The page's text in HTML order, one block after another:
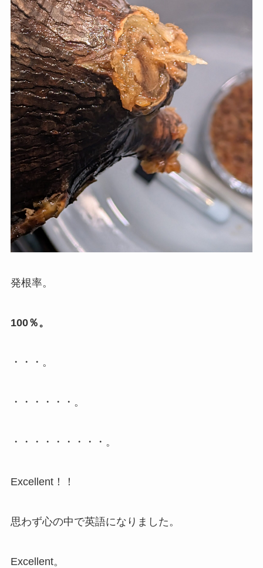
発根率。
100％。
・・・。
・・・・・・。
・・・・・・・・・。
Excellent！！
思わず心の中で英語になりました。
Excellent。